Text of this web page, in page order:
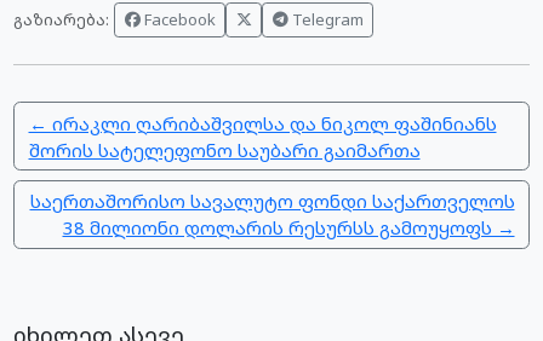
გაზიარება: Facebook Telegram
← ირაკლი ღარიბაშვილსა და ნიკოლ ფაშინიანს
შორის სატელეფონო საუბარი გაიმართა
საერთაშორისო სავალუტო ფონდი საქართველოს
38 მილიონი დოლარის რესურსს გამოუყოფს →
იხილეთ ასევე